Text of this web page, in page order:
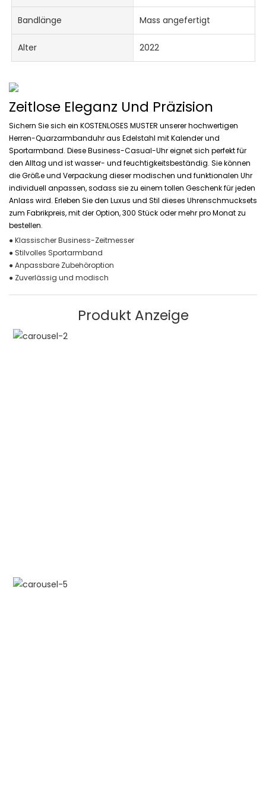
Bandlänge Mass angefertigt
Alter 2022
Zeitlose Eleganz Und Präzision
Sichern Sie sich ein KOSTENLOSES MUSTER unserer hochwertigen
Herren-Quarzarmbanduhr aus Edelstahl mit Kalender und
Sportarmband. Diese Business-Casual-Uhr eignet sich perfekt für
den Alltag und ist wasser- und feuchtigkeitsbeständig. Sie können
die Größe und Verpackung dieser modischen und funktionalen Uhr
individuell anpassen, sodass sie zu einem tollen Geschenk für jeden
Anlass wird. Erleben Sie den Luxus und Stil dieses Uhrenschmucksets
zum Fabrikpreis, mit der Option, 300 Stück oder mehr pro Monat zu
bestellen.
● Klassischer Business-Zeitmesser
● Stilvolles Sportarmband
● Anpassbare Zubehöroption
● Zuverlässig und modisch
Produkt Anzeige